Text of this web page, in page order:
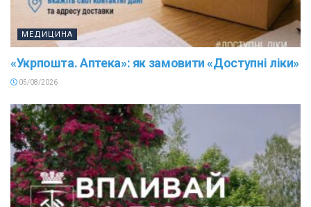
МЕДИЦИНА
«Укрпошта. Аптека»: як замовити «Доступні ліки»
05/08/2026